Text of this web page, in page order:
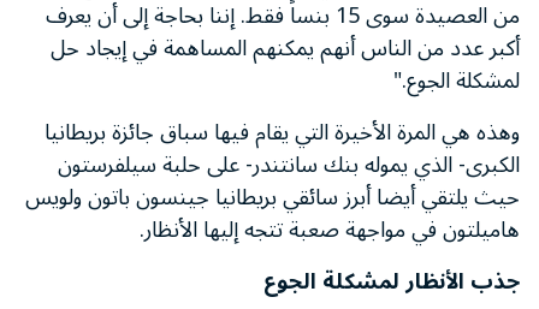
من العصيدة سوى 15 بنساً فقط. إننا بحاجة إلى أن يعرف
أكبر عدد من الناس أنهم يمكنهم المساهمة في إيجاد حل
لمشكلة الجوع."
وهذه هي المرة الأخيرة التي يقام فيها سباق جائزة بريطانيا
الكبرى- الذي يموله بنك سانتندر- على حلبة سيلفرستون
حيث يلتقي أيضا أبرز سائقي بريطانيا جينسون باتون ولويس
هاميلتون في مواجهة صعبة تتجه إليها الأنظار.
جذب الأنظار لمشكلة الجوع